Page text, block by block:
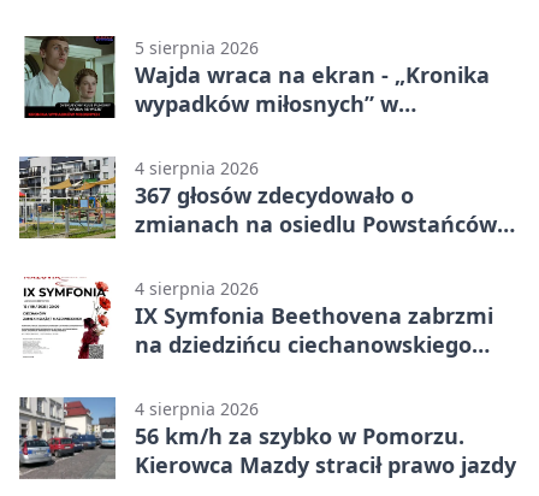
5 sierpnia 2026
Wajda wraca na ekran - „Kronika
wypadków miłosnych” w
4 sierpnia 2026
367 głosów zdecydowało o
zmianach na osiedlu Powstańców
4 sierpnia 2026
IX Symfonia Beethovena zabrzmi
na dziedzińcu ciechanowskiego
4 sierpnia 2026
56 km/h za szybko w Pomorzu.
Kierowca Mazdy stracił prawo jazdy